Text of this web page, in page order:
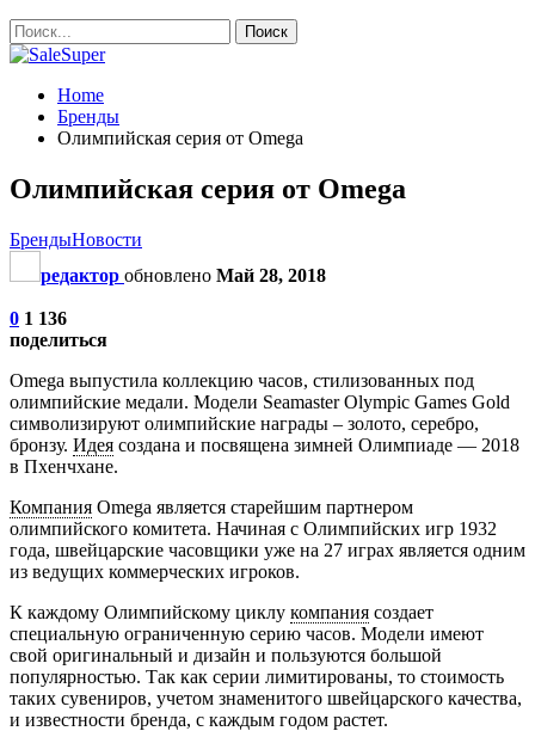
Home
Бренды
Олимпийская серия от Omega
Олимпийская серия от Omega
БрендыНовости
редактор обновлено Май 28, 2018
0 1 136
поделиться
Omega выпустила коллекцию часов, стилизованных под
олимпийские медали. Модели Seamaster Olympic Games Gold
символизируют олимпийские награды – золото, серебро,
бронзу. Идея создана и посвящена зимней Олимпиаде — 2018
в Пхенчхане.
Компания Omega является старейшим партнером
олимпийского комитета. Начиная с Олимпийских игр 1932
года, швейцарские часовщики уже на 27 играх является одним
из ведущих коммерческих игроков.
К каждому Олимпийскому циклу компания создает
специальную ограниченную серию часов. Модели имеют
свой оригинальный и дизайн и пользуются большой
популярностью. Так как серии лимитированы, то стоимость
таких сувениров, учетом знаменитого швейцарского качества,
и известности бренда, с каждым годом растет.